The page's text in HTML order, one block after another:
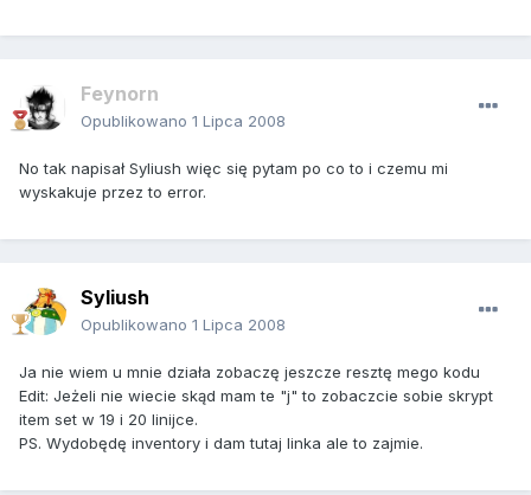
Feynorn
Opublikowano 1 Lipca 2008
No tak napisał Syliush więc się pytam po co to i czemu mi
wyskakuje przez to error.
Syliush
Opublikowano 1 Lipca 2008
Ja nie wiem u mnie działa zobaczę jeszcze resztę mego kodu
Edit: Jeżeli nie wiecie skąd mam te "j" to zobaczcie sobie skrypt
item set w 19 i 20 linijce.
PS. Wydobędę inventory i dam tutaj linka ale to zajmie.